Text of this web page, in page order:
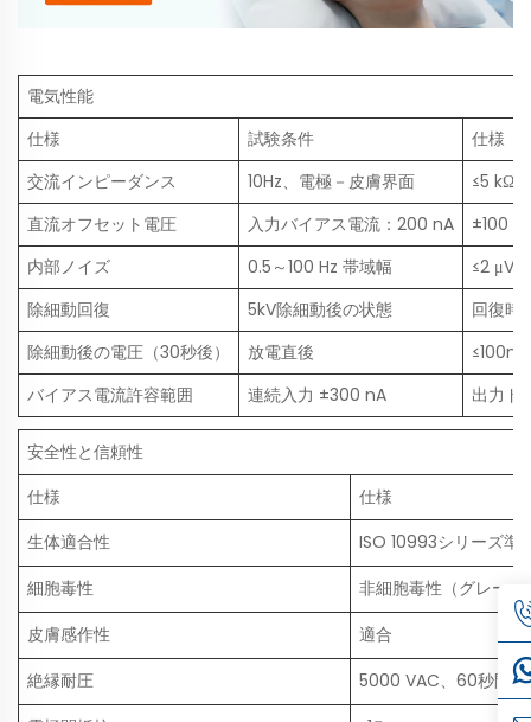
電気性能
仕様
試験条件
仕様
交流インピーダンス
10Hz、電極－皮膚界面
≤5 kΩ
直流オフセット電圧
入力バイアス電流：200 nA
±100
内部ノイズ
0.5～100 Hz 帯域幅
≤2
除細動回復
5kV除細動後の状態
回復時
除細動後の電圧（30秒後）
放電直後
バイアス電流許容範囲
連続入力 ±300 nA 出力ド
安全性と信頼性
仕様
仕様
生体適合性
ISO 10993シリーズ準
細胞毒性
非細胞毒性（グレード
皮膚感作性
適合
絶縁耐圧
5000 VAC、60秒間絶